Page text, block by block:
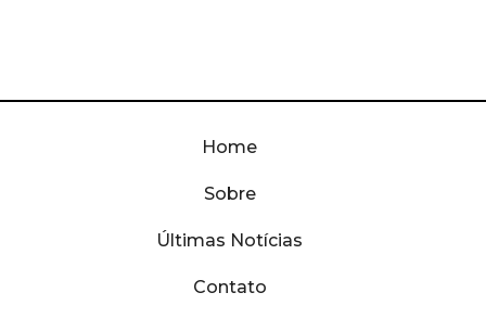
Home
Sobre
Últimas Notícias
Contato